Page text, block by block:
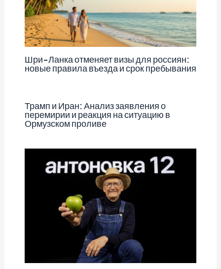
Шри-Ланка отменяет визы для россиян:
новые правила въезда и срок пребывания
Трамп и Иран: Анализ заявления о
перемирии и реакция на ситуацию в
Ормузском проливе